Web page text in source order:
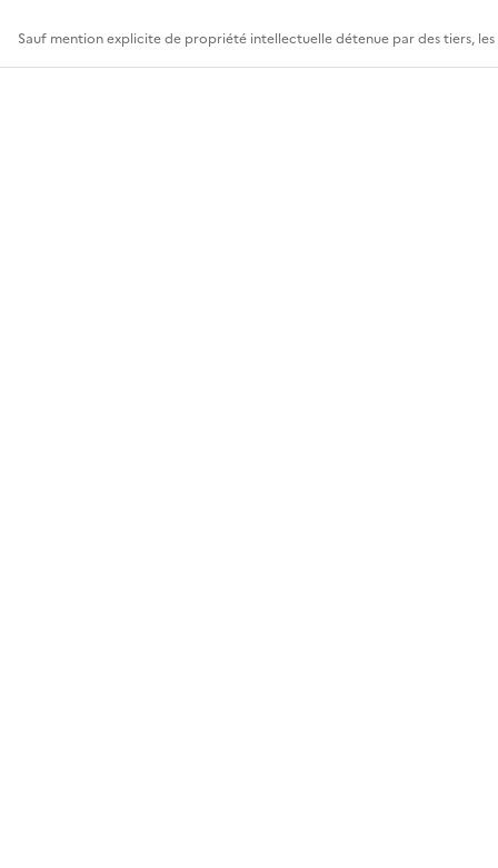
Sauf mention explicite de propriété intellectuelle détenue par des tiers,